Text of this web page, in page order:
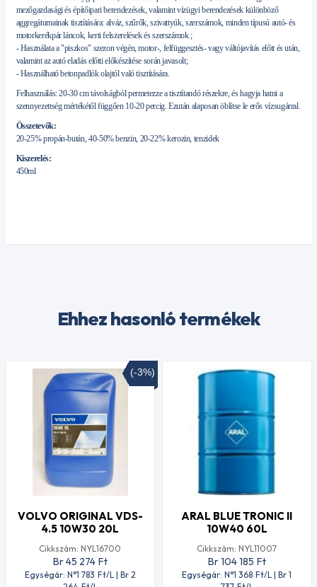
mezőgazdasági és építőipari berendezések, valamint vízügyi berendezések különböző
aggregátumainak tisztítására: alváz, szűrők, szivattyúk, szerszámok, minden típusú autó- és
motorkerékpár láncok, kerti felszerelések és szerszámok ;
- Használata a "piszkos" szezon végén, motor-, felfüggesztés- vagy váltójavítás előtt és után,
valamint az autó eladás előtti előkészítése során javasolt;
- Használható betonpadlók olajtól való tisztítására.
Felhasználás: 20-30 cm távolságból permetezze a tisztítandó részekre, és hagyja hatni a
szennyezettség mértékétől függően 10-20 percig. Ezután alaposan öblítse le erős vízsugárral.
Összetevők:
20-25% propán-bután, 40-50% benzin, 20-22% kerozin, tenzidek
Kiszerelés:
450ml
Ehhez hasonló termékek
(-3%)
VOLVO ORIGINAL VDS-
4.5 10W30 20L
Cikkszám: NYL16700
Br 45 274 Ft
Egységár: N°1 783 Ft/L | Br 2
ARAL BLUE TRONIC II
10W40 60L
Cikkszám: NYL11007
Br 104 185 Ft
Egységár: N°1 368 Ft/L | Br 1